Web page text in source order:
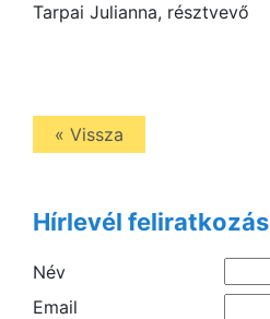
Tarpai Julianna, résztvevő
« Vissza
Hírlevél feliratkozás
Név
Email